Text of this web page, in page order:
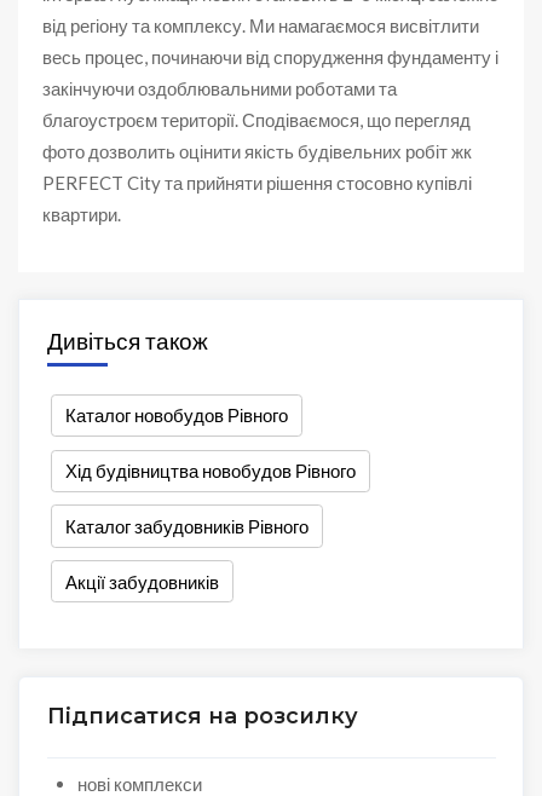
від регіону та комплексу. Ми намагаємося висвітлити
весь процес, починаючи від спорудження фундаменту і
закінчуючи оздоблювальними роботами та
благоустроєм території. Сподіваємося, що перегляд
фото дозволить оцінити якість будівельних робіт жк
PERFECT City та прийняти рішення стосовно купівлі
квартири.
Дивіться також
Каталог новобудов Рівного
Хід будівництва новобудов Рівного
Каталог забудовників Рівного
Акції забудовників
Підписатися на розсилку
нові комплекси